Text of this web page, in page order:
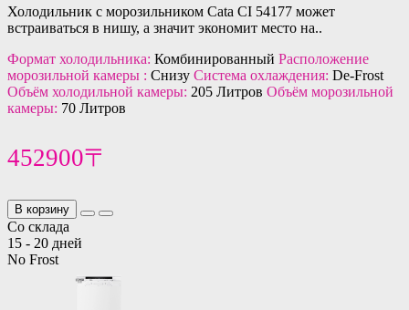
Холодильник с морозильником Cata CI 54177 может
встраиваться в нишу, а значит экономит место на..
Формат холодильника: Комбинированный Расположение
морозильной камеры : Снизу Система охлаждения: De-Frost
Объём холодильной камеры: 205 Литров Объём морозильной
камеры: 70 Литров
452900〒
В корзину
Со склада
15 - 20 дней
No Frost